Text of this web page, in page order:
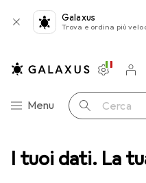
I tuoi dati. La
Galaxus
Trova e ordina più
Categoria Navigazione
Menu Cerca
Impostazioni
Conto
Liste di
Liste dei
Carrello
Lenti a contatto Air